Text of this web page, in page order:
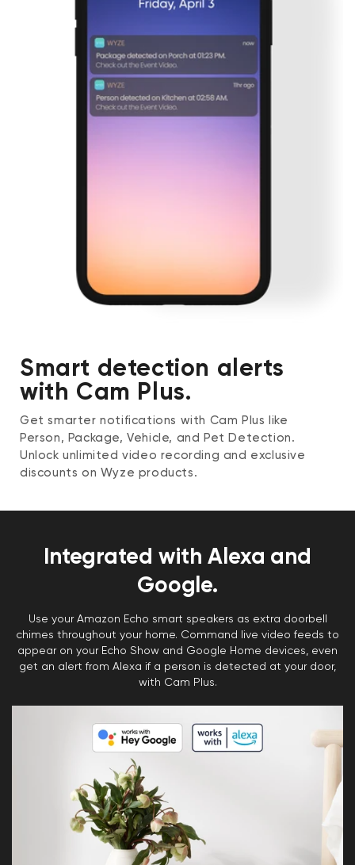
Smart detection alerts
with Cam Plus.
Get smarter notifications with Cam Plus like
Person, Package, Vehicle, and Pet Detection.
Unlock unlimited video recording and exclusive
discounts on Wyze products.
Integrated with Alexa and
Google.
Use your Amazon Echo smart speakers as extra doorbell
chimes throughout your home. Command live video feeds to
appear on your Echo Show and Google Home devices, even
get an alert from Alexa if a person is detected at your door,
with Cam Plus.